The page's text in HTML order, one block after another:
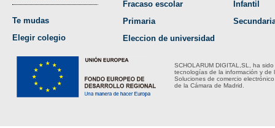
Te mudas
Elegir colegio
Fracaso escolar
Primaria
Eleccion de universidad
Infantil
SCHOLARUM DIGITAL,SL, ha
tecnologías de la información y de
Soluciones de comercio
de la Cámara de Madrid.